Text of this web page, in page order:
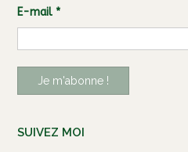
E-mail *
SUIVEZ MOI